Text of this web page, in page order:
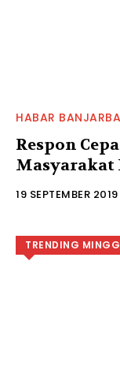
HABAR
Respon
Masyarakat
19 SEPTEMBER 2019
TRENDING